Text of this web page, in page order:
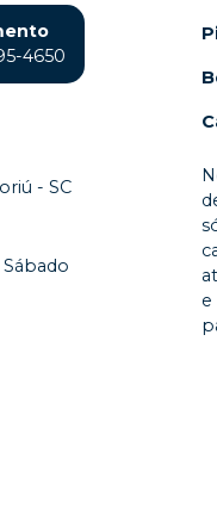
4650
- SC
e